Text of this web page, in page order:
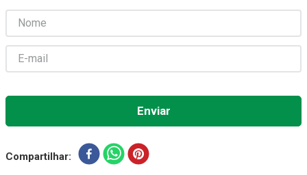
Compartilhar
Absorvente Geriatrico
8º Gaze Esteril
9º